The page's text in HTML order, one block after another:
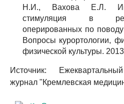
Н.И., Вахова Е.Л.
стимуляция в
оперированных по
Вопросы курортологии,
физической культуры.
Источник:
журнал "Кремлевская